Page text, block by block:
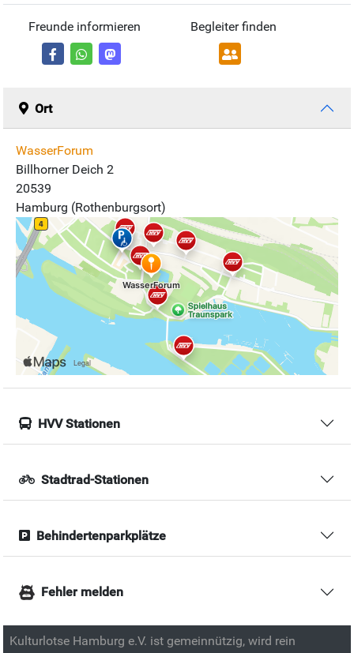
Freunde informieren Begleiter finden
Ort
WasserForum
Billhorner Deich 2
20539
Hamburg (Rothenburgsort)
HVV Stationen
Stadtrad-Stationen
Behindertenparkplätze
Fehler melden
Kulturlotse Hamburg e.V. ist gemeinnützig, wird rein